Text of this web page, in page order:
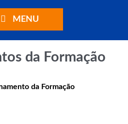
MENU
da Formação
da Formação